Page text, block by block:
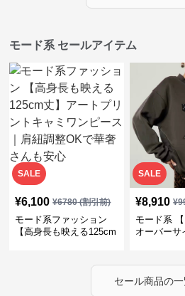
モード系 セールアイテム
SALE
¥6,100 ¥6780(割引前)
モード系ファッション
【高身長も映える125cm
OKで華奢さんも安心
SALE
¥8,910 ¥
モード系
オーバーサ
ったりモー
セール商品の